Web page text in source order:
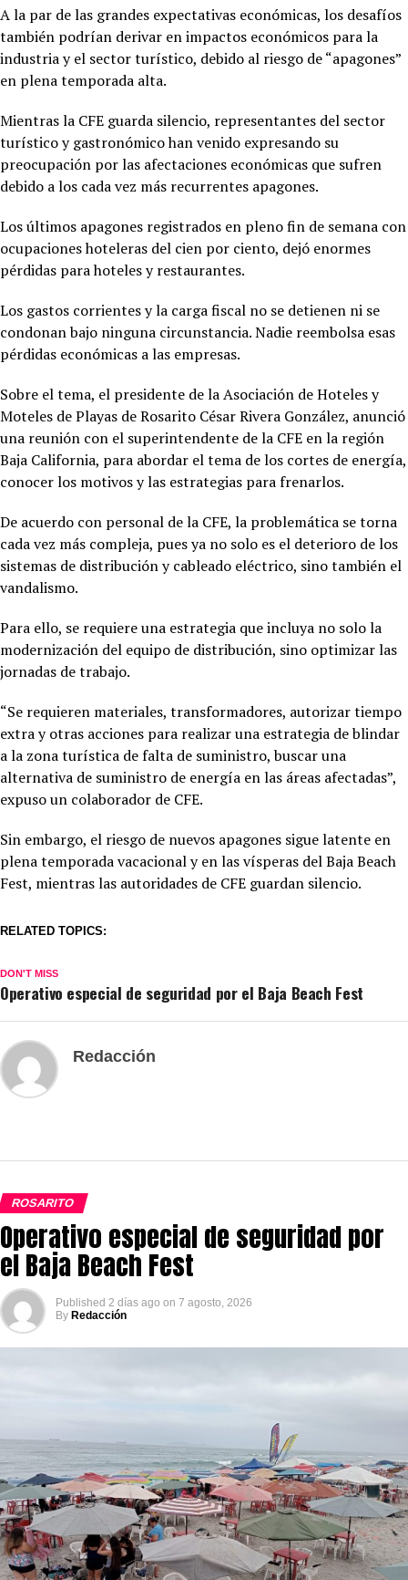
A la par de las grandes expectativas económicas, los desafíos
también podrían derivar en impactos económicos para la
industria y el sector turístico, debido al riesgo de “apagones”
en plena temporada alta.
Mientras la CFE guarda silencio, representantes del sector
turístico y gastronómico han venido expresando su
preocupación por las afectaciones económicas que sufren
debido a los cada vez más recurrentes apagones.
Los últimos apagones registrados en pleno fin de semana con
ocupaciones hoteleras del cien por ciento, dejó enormes
pérdidas para hoteles y restaurantes.
Los gastos corrientes y la carga fiscal no se detienen ni se
condonan bajo ninguna circunstancia. Nadie reembolsa esas
pérdidas económicas a las empresas.
Sobre el tema, el presidente de la Asociación de Hoteles y
Moteles de Playas de Rosarito César Rivera González, anunció
una reunión con el superintendente de la CFE en la región
Baja California, para abordar el tema de los cortes de energía,
conocer los motivos y las estrategias para frenarlos.
De acuerdo con personal de la CFE, la problemática se torna
cada vez más compleja, pues ya no solo es el deterioro de los
sistemas de distribución y cableado eléctrico, sino también el
vandalismo.
Para ello, se requiere una estrategia que incluya no solo la
modernización del equipo de distribución, sino optimizar las
jornadas de trabajo.
“Se requieren materiales, transformadores, autorizar tiempo
extra y otras acciones para realizar una estrategia de blindar
a la zona turística de falta de suministro, buscar una
alternativa de suministro de energía en las áreas afectadas”,
expuso un colaborador de CFE.
Sin embargo, el riesgo de nuevos apagones sigue latente en
plena temporada vacacional y en las vísperas del Baja Beach
Fest, mientras las autoridades de CFE guardan silencio.
RELATED TOPICS:
DON'T MISS
Operativo especial de seguridad por el Baja Beach Fest
Redacción
ROSARITO
Operativo especial de seguridad por
el Baja Beach Fest
Published 2 días ago on 7 agosto, 2026
By Redacción